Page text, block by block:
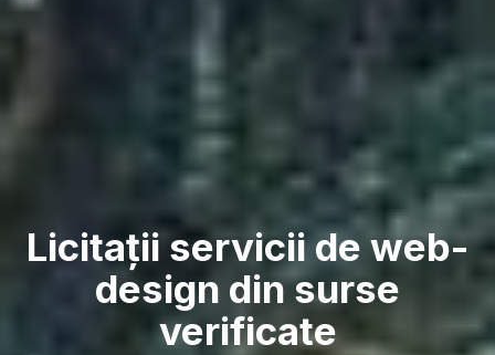
Licitații servicii de web-
design din surse
verificate